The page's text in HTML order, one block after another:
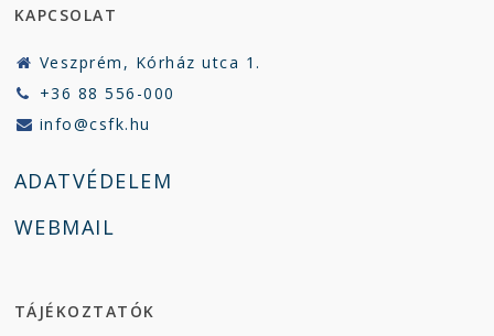
KAPCSOLAT
Veszprém, Kórház utca 1.
+36 88 556-000
info@csfk.hu
ADATVÉDELEM
WEBMAIL
TÁJÉKOZTATÓK